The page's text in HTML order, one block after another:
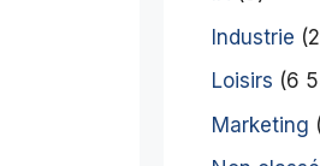
Industrie
Loisirs (6
Marketing